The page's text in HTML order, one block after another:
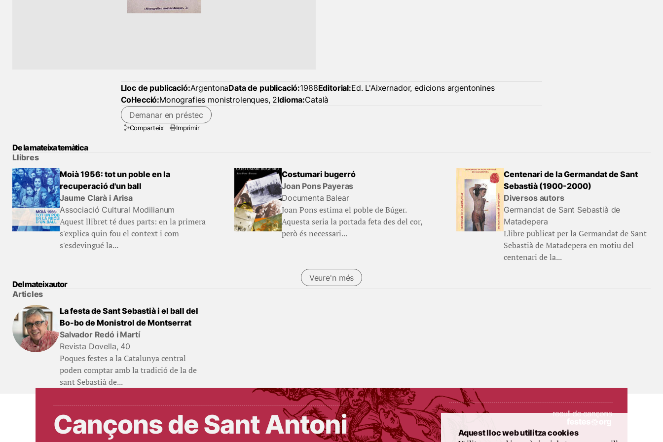
Lloc de publicació:ArgentonaData de publicació:1988Editorial:Ed. L'Aixernador, edicions argentonines
Col·lecció:Monografies monistrolenques, 2Idioma:Català
Demanar en préstec
Comparteix Imprimir
De la mateixa temàtica
Llibres
Moià 1956: tot un poble en la
recuperació d'un ball
Jaume Clarà i Arisa
Associació Cultural Modilianum
Aquest llibret té dues parts: en la primera
s'explica quin fou el context i com
s'esdevingué la...
Costumari bugerró
Joan Pons Payeras
Documenta Balear
Joan Pons estima el poble de Búger.
Aquesta seria la portada feta des del cor,
però és necessari...
Centenari de la Germandat de Sant
Sebastià (1900-2000)
Diversos autors
Germandat de Sant Sebastià de
Matadepera
Llibre publicat per la Germandat de Sant
Sebastià de Matadepera en motiu del
centenari de la...
Veure'n més
Del mateix autor
Articles
La festa de Sant Sebastià i el ball del
Bo-bo de Monistrol de Montserrat
Salvador Redó i Martí
Revista Dovella, 40
Poques festes a la Catalunya central
poden comptar amb la tradició de la de
sant Sebastià de...
Aquest lloc web utilitza cookies